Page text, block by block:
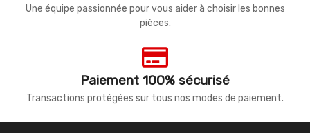
Une équipe passionnée pour vous aider à choisir les bonnes
pièces.
Paiement 100% sécurisé
Transactions protégées sur tous nos modes de paiement.